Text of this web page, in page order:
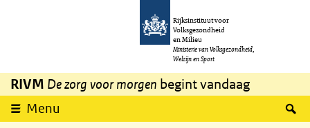
Overslaan en naar de inhoud gaan
Rijksinstituut voor
Volksgezondheid
en Milieu
Ministerie van Volksgezondheid,
Welzijn en Sport
RIVM De zorg voor morgen begint vandaag
Menu